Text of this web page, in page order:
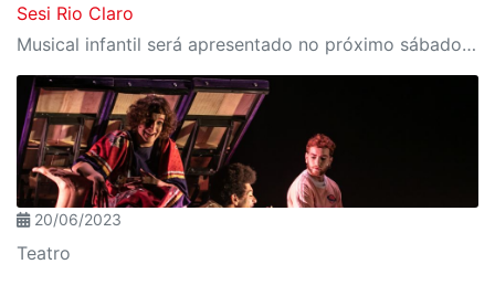
Sesi Rio Claro
Musical infantil será apresentado no próximo sábado, 15/07, em dois horários; ingressos são gratuitos
20/06/2023
Teatro